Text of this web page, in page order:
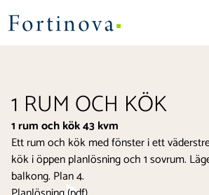
Prästhöjden Fristad
BOENDET
OMRÅDET
1 RUM OCH KÖK
1 rum och kök 43 kvm
Ett rum och kök med fönster i ett
kök i öppen planlösning och 1 sovrum.
balkong. Plan 4.